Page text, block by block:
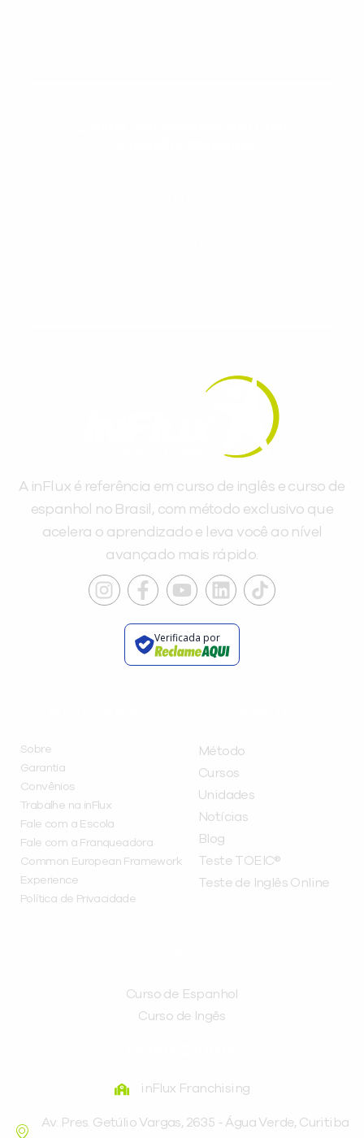
A inFlux é referência em curso de inglês e curso de
espanhol no Brasil, com método exclusivo que
acelera o aprendizado e leva você ao nível
avançado mais rápido.
Verificada por
Sobre
Garantia
Convênios
Trabalhe na inFlux
Fale com a Escola
Fale com a Franqueadora
Common European Framework
Experience
Política de Privacidade
Método
Cursos
Unidades
Notícias
Blog
Teste TOEIC®
Teste de Inglês Online
Curso de Espanhol
Curso de Ingês
inFlux Franchising
Av. Pres. Getúlio Vargas, 2635 - Água Verde, Curitiba